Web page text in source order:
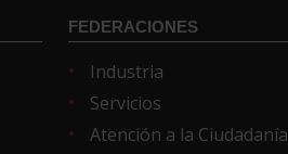
FEDERACIONES
Industria
Servicios
Atención a la Ciudadanía